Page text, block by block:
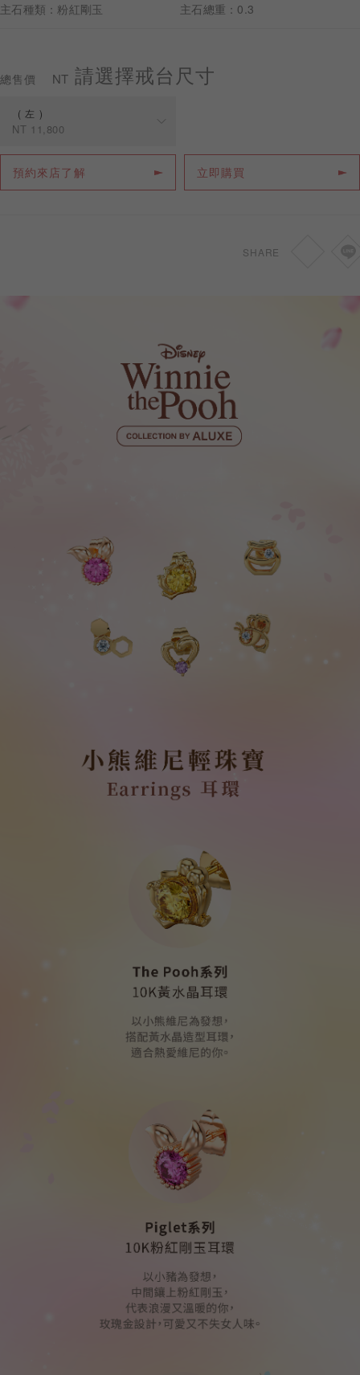
主石種類：粉紅剛玉 主石總重：0.3
總售價 NT 請選擇戒台尺寸
左
NT 11,800
規格 價格
左 NT 11,800
立即購買
預約來店了解
SHARE